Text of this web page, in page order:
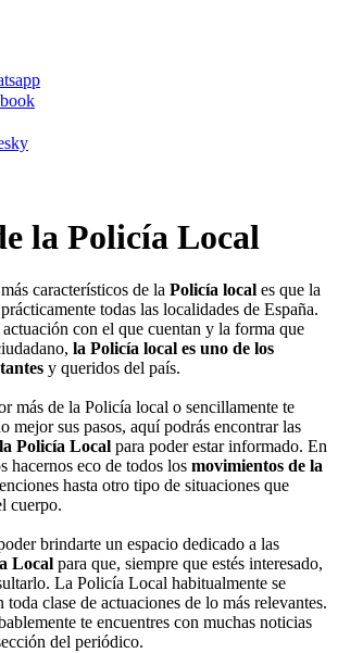
la Policía Local
característicos de la Policía local es que la
todas las localidades de España.
con el que cuentan y la forma que
la Policía local es uno de los
y queridos del país.
más de la Policía local o sencillamente te
mejor sus pasos, aquí podrás encontrar las
Policía Local para poder estar informado. En
hacernos eco de todos los movimientos de la
hasta otro tipo de situaciones que
cuerpo.
brindarte un espacio dedicado a las
Local para que, siempre que estés interesado,
La Policía Local habitualmente se
toda clase de actuaciones de lo más relevantes.
te encuentres con muchas noticias
del periódico.